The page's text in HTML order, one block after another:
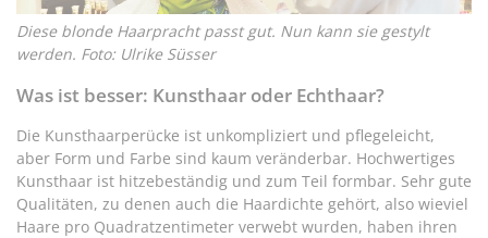
Diese blonde Haarpracht passt gut. Nun kann sie gestylt
werden. Foto: Ulrike Süsser
Was ist besser: Kunsthaar oder Echthaar?
Die Kunsthaarperücke ist unkompliziert und pflegeleicht,
aber Form und Farbe sind kaum veränderbar. Hochwertiges
Kunsthaar ist hitzebeständig und zum Teil formbar. Sehr gute
Qualitäten, zu denen auch die Haardichte gehört, also wieviel
Haare pro Quadratzentimeter verwebt wurden, haben ihren